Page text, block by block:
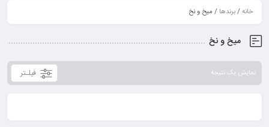
خانه/برندها / میخ و نخ
میخ و نخ
فیلـتر نمایش یک نتیجه